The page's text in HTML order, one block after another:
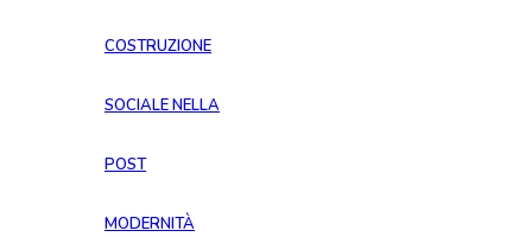
COSTRUZIONE
SOCIALE NELLA
POST
MODERNITÀ